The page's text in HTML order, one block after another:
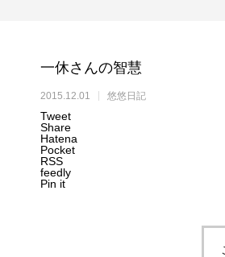
一休さんの智慧
2015.12.01 悠悠日記
Tweet
Share
Hatena
Pocket
RSS
feedly
Pin it